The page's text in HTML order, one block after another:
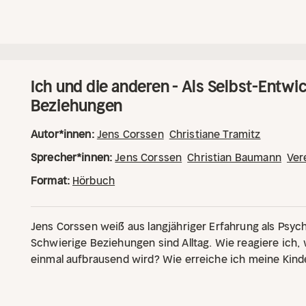
Ich und die anderen - Als Selbst-
Beziehungen
Autor*innen: Jens Corssen Christiane Tramitz
Sprecher*innen: Jens Corssen Christian Baumann
Format: Hörbuch
Jens Corssen weiß aus langjähriger Erfahrung als
Schwierige Beziehungen sind Alltag. Wie reagiere
einmal aufbrausend wird? Wie erreiche ich meine